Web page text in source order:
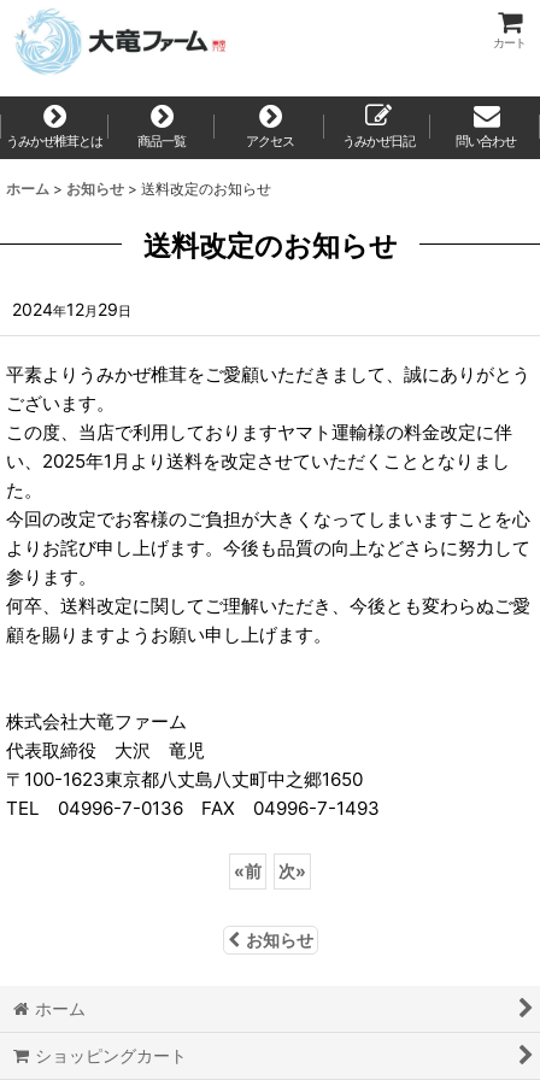
カート
うみかぜ椎茸とは 商品一覧 アクセス うみかぜ日記 問い合わせ
ホーム > お知らせ > 送料改定のお知らせ
送料改定のお知らせ
2024年12月 29日
平素よりうみかぜ椎茸をご愛顧いただきまして、誠にありがとう
ございます。
この度、当店で利用しておりますヤマト運輸様の料金改定に伴
い、2025年1月より送料を改定させていただくこととなりまし
た。
今回の改定でお客様のご負担が大きくなってしまいますことを心
よりお詫び申し上げます。今後も品質の向上などさらに努力して
参ります。
何卒、送料改定に関してご理解いただき、今後とも変わらぬご愛
顧を賜りますようお願い申し上げます。
株式会社大竜ファーム
代表取締役 大沢 竜児
〒100-1623東京都八丈島八丈町中之郷1650
TEL 04996-7-0136 FAX 04996-7-1493
«前 次»
お知らせ
ホーム
ショッピングカート